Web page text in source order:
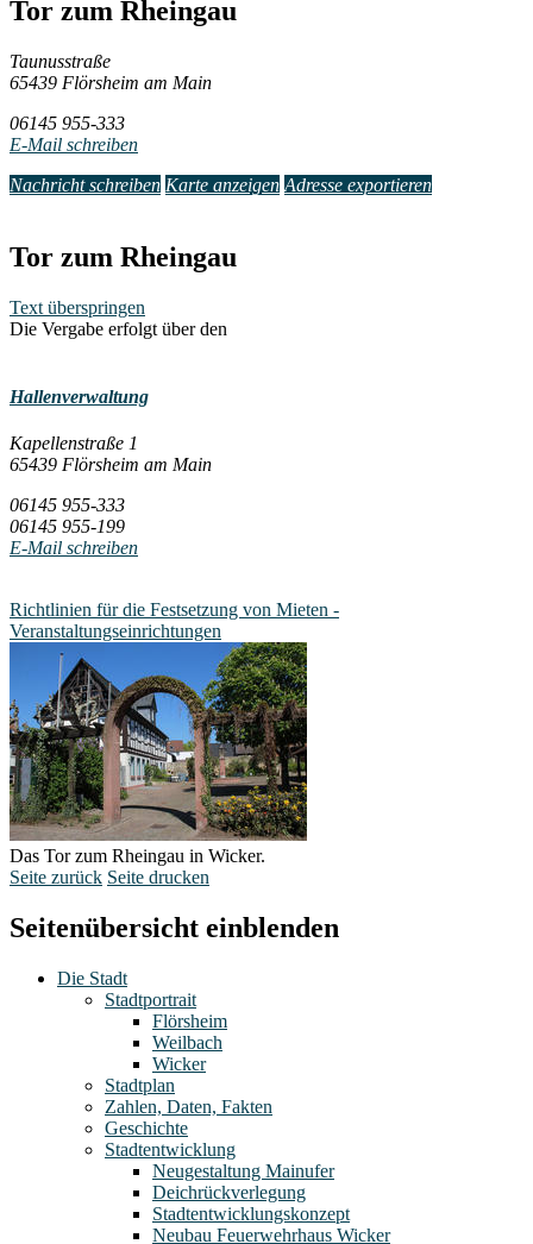
Tor zum Rheingau
Taunusstraße
65439 Flörsheim am Main
06145 955-333
E-Mail schreiben
Nachricht schreiben Karte anzeigen Adresse exportieren
Tor zum Rheingau
Text überspringen
Die Vergabe erfolgt über den
Hallenverwaltung
Kapellenstraße 1
65439 Flörsheim am Main
06145 955-333
06145 955-199
E-Mail schreiben
Richtlinien für die Festsetzung von Mieten -
Veranstaltungseinrichtungen
Das Tor zum Rheingau in Wicker.
Seite zurück Seite drucken
Seitenübersicht einblenden
Die Stadt
Stadtportrait
Flörsheim
Weilbach
Wicker
Stadtplan
Zahlen, Daten, Fakten
Geschichte
Stadtentwicklung
Neugestaltung Mainufer
Deichrückverlegung
Stadtentwicklungskonzept
Neubau Feuerwehrhaus Wicker